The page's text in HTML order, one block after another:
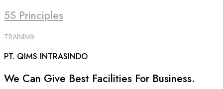
5S Principles
TRAINING
PT. QIMS INTRASINDO
We Can Give Best Facilities For Business.